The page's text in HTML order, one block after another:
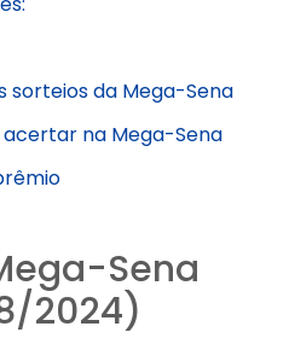
sorteios da Mega-Sena
na Mega-Sena
Sena
2024)